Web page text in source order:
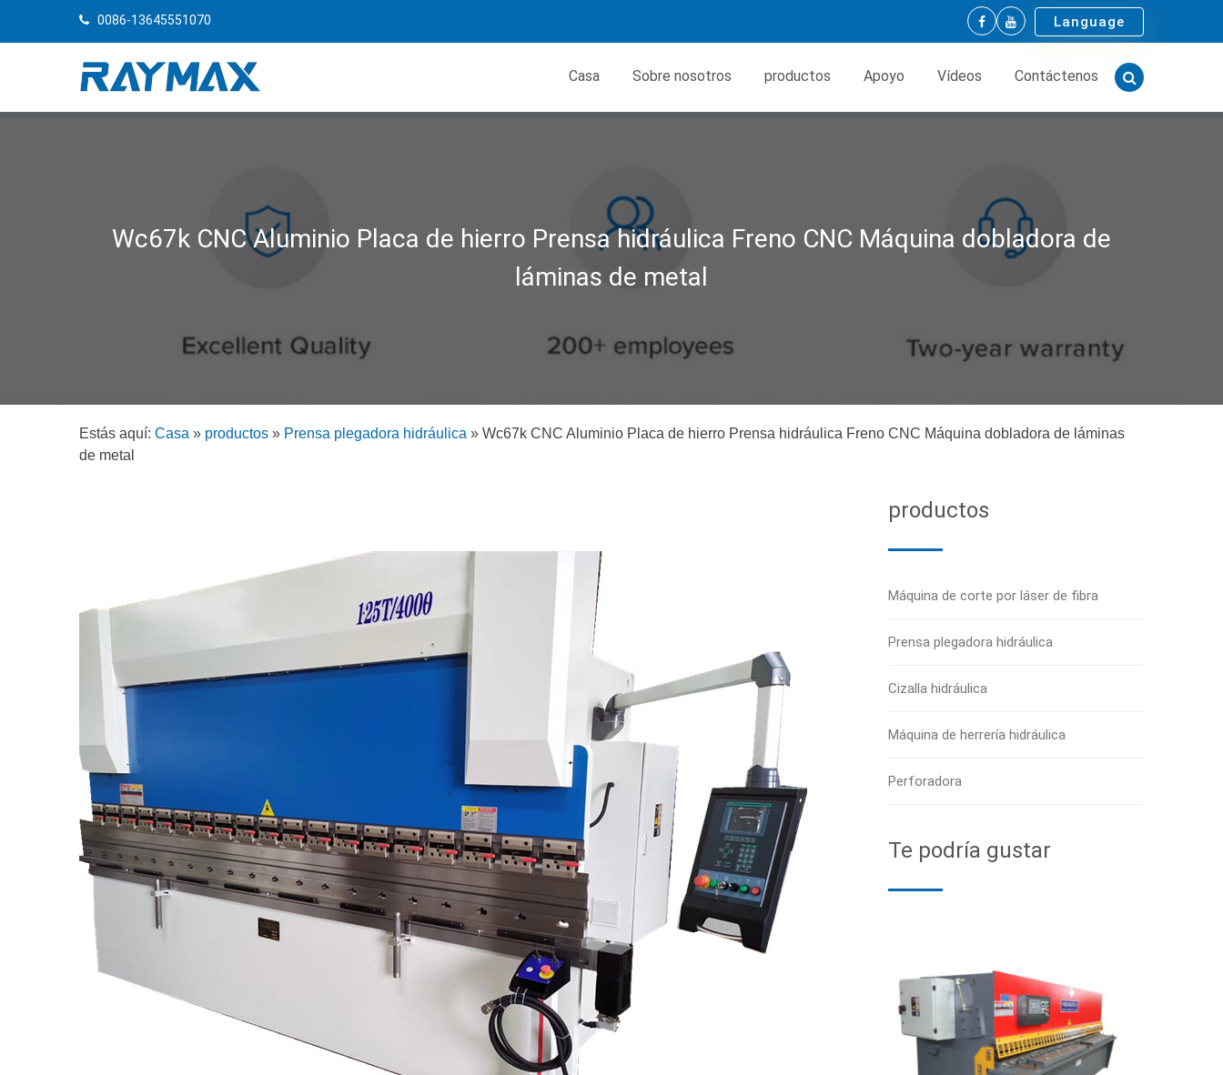
0086-13645551070 Language
Casa Sobre nosotros productos Apoyo Vídeos Contáctenos
Wc67k CNC Aluminio Placa de hierro Prensa hidráulica Freno CNC Máquina dobladora de
láminas de metal
Estás aquí: Casa » productos » Prensa plegadora hidráulica » Wc67k CNC Aluminio Placa de hierro Prensa hidráulica Freno CNC Máquina dobladora de láminas
de metal
productos
Máquina de corte por láser de fibra
Prensa plegadora hidráulica
Cizalla hidráulica
Máquina de herrería hidráulica
Perforadora
Te podría gustar